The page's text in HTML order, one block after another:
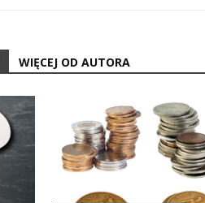
WIĘCEJ OD AUTORA